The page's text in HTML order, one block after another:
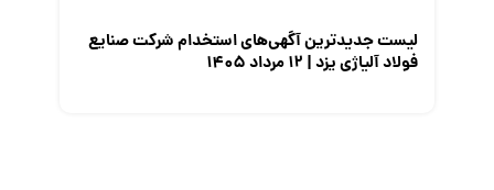
لیست جدیدترین آگهی‌های استخدام شرکت صنایع
فولاد آلیاژی یزد | ۱۲ مرداد ۱۴۰۵